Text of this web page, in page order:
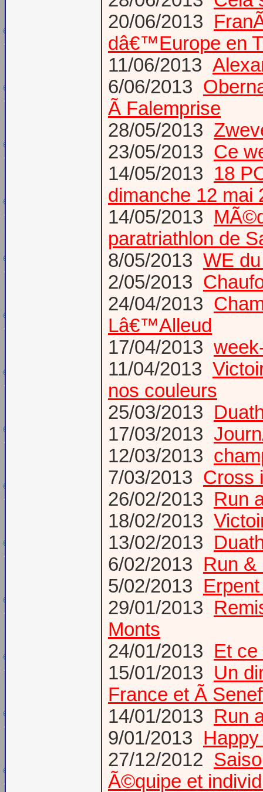
20/06/2013
dâ€™Europe en
11/06/2013
6/06/2013
Ã Falemprise
28/05/2013
23/05/2013 Ce
14/05/2013 18
dimanche 12 mai
14/05/2013
paratriathlon de
8/05/2013 WE
2/05/2013
24/04/2013
Lâ€™Alleud
17/04/2013
11/04/2013
nos couleurs
25/03/2013
17/03/2013
12/03/2013
7/03/2013 Cross
26/02/2013 Run
18/02/2013
13/02/2013
6/02/2013 Run &
5/02/2013
29/01/2013
Monts
24/01/2013 Et ce
15/01/2013 Un
France et Ã
14/01/2013 Run
9/01/2013
27/12/2012
Ã©quipe et